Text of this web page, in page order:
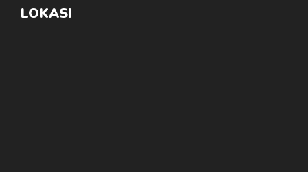
LOKASI